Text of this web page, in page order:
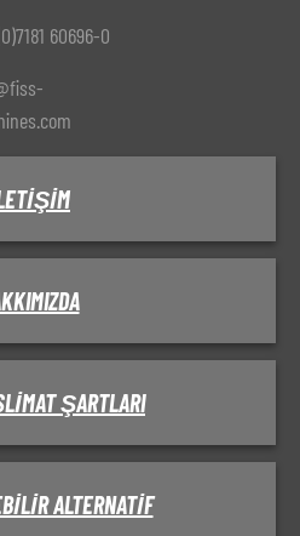
60696-0
ŞARTLARI
ALTERNATIF